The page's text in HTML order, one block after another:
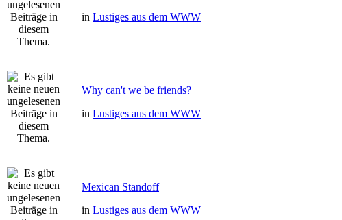
in Lustiges aus dem WWW
Why can't we be friends?
in Lustiges aus dem WWW
Mexican Standoff
in Lustiges aus dem WWW